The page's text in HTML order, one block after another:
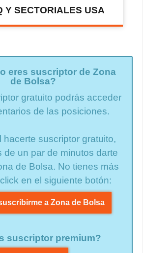
Y SECTORIALES USA
eres suscriptor de Zona
de Bolsa?
gratuito podrás acceder
de las posiciones.
hacerte suscriptor gratuito,
de un par de minutos darte
de Bolsa. No tienes más
en el siguiente botón:
a Zona de Bolsa
suscriptor premium?